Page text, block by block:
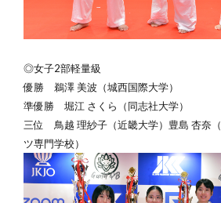
◎女子2部軽量級
優勝 鵜澤 美波（城西国際大学）
準優勝 堀江 さくら（同志社大学）
三位 鳥越 理紗子（近畿大学）豊島 杏奈（
ツ専門学校）